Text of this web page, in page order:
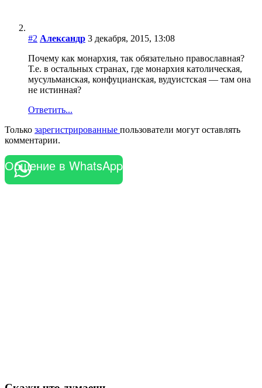
#2 Александр 3 декабря, 2015, 13:08
Почему как монархия, так обязательно православная?
Т.е. в остальных странах, где монархия католическая,
мусульманская, конфуцианская, вудуистская — там она
не истинная?
Ответить...
Только зарегистрированные пользователи могут оставлять
комментарии.
Общение в WhatsApp